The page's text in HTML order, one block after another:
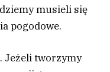
musieli się
pogodowe.
Jeżeli tworzymy